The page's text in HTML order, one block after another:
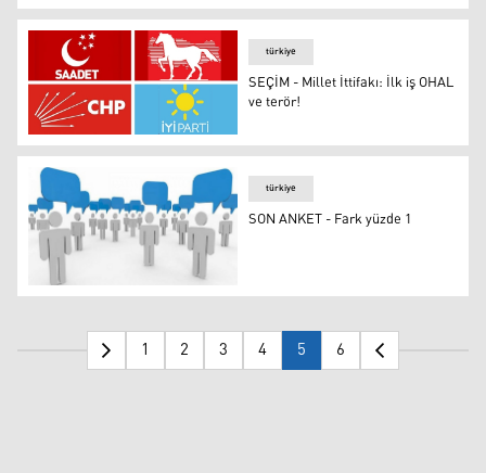
İYİ Parti: Millet İttifakı sona erdi
SEÇİM - Millet İttifakı: İlk iş OHAL ve terör!
türkiye
SEÇİM - Millet İttifakı: İlk iş OHAL
ve terör!
SON ANKET - Fark yüzde 1
türkiye
SON ANKET - Fark yüzde 1
1 2 3 4 5 6